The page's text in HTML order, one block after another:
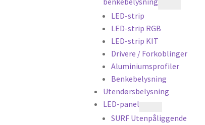
LED-strip
LED-strip RGB
LED-strip KIT
Drivere / Forkoblinger
Aluminiumsprofiler
Benkebelysning
Utendørsbelysning
LED-panel
SURF Utenpåliggende